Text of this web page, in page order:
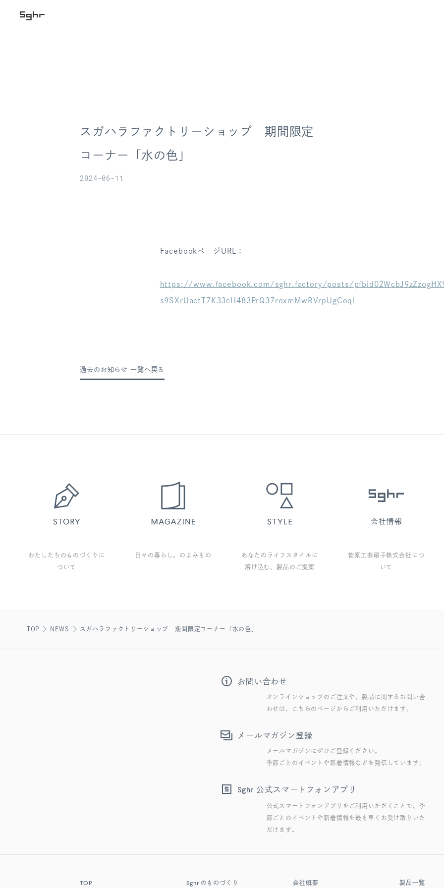
スガハラファクトリーショップ 期間限定
コーナー「水の色」
2024-06-11
FacebookページURL：
https://www.facebook.com/sghr.factory/posts/
s9SXrUactT7K33cH483PrQ37roxmMwRVrpUgCoql
過去のお知らせ 一覧へ戻る
わたしたちのものづくりに
ついて
日々の暮らし。のよみもの
あなたのライフスタイルに
溶け込む、製品のご提案
菅原工芸硝子株式会社につ
いて
TOP NEWS スガハラファクトリーショップ 期間限定コーナー「水の色」
お問い合わせ
オンラインショップのご注文や、製品に関するお問い合
わせは、こちらのページからご利用いただけます。
メールマガジン登録
メールマガジンにぜひご登録ください。
季節ごとのイベントや新着情報などを発信しています。
Sghr 公式スマートフォンアプリ
公式スマートフォンアプリをご利用いただくことで、季
節ごとのイベントや新着情報を最も早くお受け取りいた
だけます。
TOP Sghr のものづくり 会社概要 製品一覧